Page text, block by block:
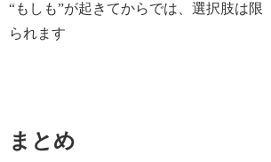
“もしも”が起きてからでは、選択肢は限
られます
まとめ